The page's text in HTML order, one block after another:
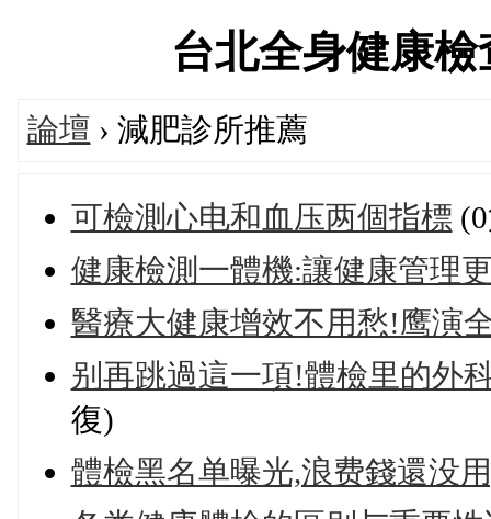
台北全身健康
論壇 › 減肥診所推薦
可檢測心电和血压两個指標
健康檢測一體機:讓健康管理
醫療大健康增效不用愁!鹰演
别再跳過這一項!體檢里的外
復)
體檢黑名单曝光,浪费錢還没